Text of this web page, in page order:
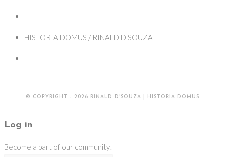
HISTORIA DOMUS / RINALD D'SOUZA
© COPYRIGHT - 2026 RINALD D'SOUZA | HISTORIA DOMUS
Log in
Become a part of our community!